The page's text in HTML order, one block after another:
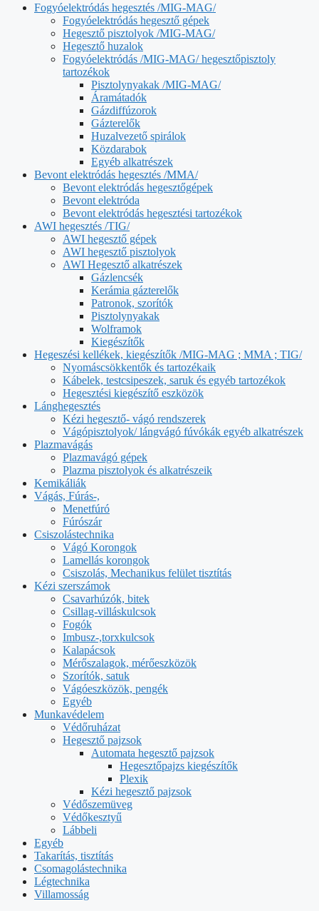
Fogyóelektródás hegesztés /MIG-MAG/
Fogyóelektródás hegesztő gépek
Hegesztő pisztolyok /MIG-MAG/
Hegesztő huzalok
Fogyóelektródás /MIG-MAG/ hegesztőpisztoly
tartozékok
Pisztolynyakak /MIG-MAG/
Áramátadók
Gázdiffúzorok
Gázterelők
Huzalvezető spirálok
Közdarabok
Egyéb alkatrészek
Bevont elektródás hegesztés /MMA/
Bevont elektródás hegesztőgépek
Bevont elektróda
Bevont elektródás hegesztési tartozékok
AWI hegesztés /TIG/
AWI hegesztő gépek
AWI hegesztő pisztolyok
AWI Hegesztő alkatrészek
Gázlencsék
Kerámia gázterelők
Patronok, szorítók
Pisztolynyakak
Wolframok
Kiegészítők
Hegeszési kellékek, kiegészítők /MIG-MAG ; MMA ; TIG/
Nyomáscsökkentők és tartozékaik
Kábelek, testcsipeszek, saruk és egyéb tartozékok
Hegesztési kiegészítő eszközök
Lánghegesztés
Kézi hegesztő- vágó rendszerek
Vágópisztolyok/ lángvágó fúvókák egyéb alkatrészek
Plazmavágás
Plazmavágó gépek
Plazma pisztolyok és alkatrészeik
Kemikáliák
Vágás, Fúrás-,
Menetfúró
Fúrószár
Csiszolástechnika
Vágó Korongok
Lamellás korongok
Csiszolás, Mechanikus felület tisztítás
Kézi szerszámok
Csavarhúzók, bitek
Csillag-villáskulcsok
Fogók
Imbusz-,torxkulcsok
Kalapácsok
Mérőszalagok, mérőeszközök
Szorítók, satuk
Vágóeszközök, pengék
Egyéb
Munkavédelem
Védőruházat
Hegesztő pajzsok
Automata hegesztő pajzsok
Hegesztőpajzs kiegészítők
Plexik
Kézi hegesztő pajzsok
Védőszemüveg
Védőkesztyű
Lábbeli
Egyéb
Takarítás, tisztítás
Csomagolástechnika
Légtechnika
Villamosság